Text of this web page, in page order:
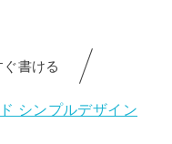
書ける
シンプルデザイン